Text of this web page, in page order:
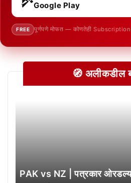
Google Play
FREE पूर्णपणे मोफत — कोणतेही Subscription
🧭 अलीकडील
PAK vs NZ | पत्रकार